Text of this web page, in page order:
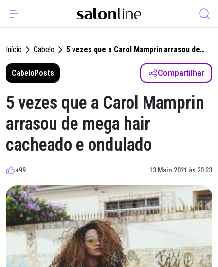
Início Cabelo
5 vezes que a Carol Mamprin arrasou de
mega hair cacheado e ondulado
CabeloPosts Compartilhar
5 vezes que a Carol Mamprin
arrasou de mega hair
cacheado e ondulado
+99 13 Maio 2021 às 20:23